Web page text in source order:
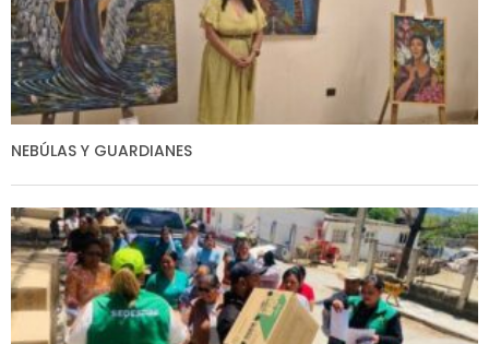
NEBÚLAS Y GUARDIANES